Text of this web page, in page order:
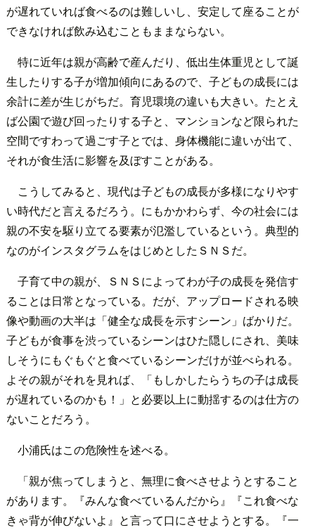
が遅れていれば食べるのは難しいし、安定して座ることが
できなければ飲み込むこともままならない。
特に近年は親が高齢で産んだり、低出生体重児として誕
生したりする子が増加傾向にあるので、子どもの成長には
余計に差が生じがちだ。育児環境の違いも大きい。たとえ
ば公園で遊び回ったりする子と、マンションなど限られた
空間ですわって過ごす子とでは、身体機能に違いが出て、
それが食生活に影響を及ぼすことがある。
こうしてみると、現代は子どもの成長が多様になりやす
い時代だと言えるだろう。にもかかわらず、今の社会には
親の不安を駆り立てる要素が氾濫しているという。典型的
なのがインスタグラムをはじめとしたＳＮＳだ。
子育て中の親が、ＳＮＳによってわが子の成長を発信す
ることは日常となっている。だが、アップロードされる映
像や動画の大半は「健全な成長を示すシーン」ばかりだ。
子どもが食事を渋っているシーンはひた隠しにされ、美味
しそうにもぐもぐと食べているシーンだけが並べられる。
よその親がそれを見れば、「もしかしたらうちの子は成長
が遅れているのかも！」と必要以上に動揺するのは仕方の
ないことだろう。
小浦氏はこの危険性を述べる。
「親が焦ってしまうと、無理に食べさせようとすること
があります。『みんな食べているんだから』『これ食べな
きゃ背が伸びないよ』と言って口にさせようとする。『一